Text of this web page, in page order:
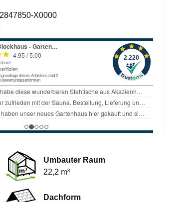
X0000
Umbauter Raum
22,2 m³
Dachform